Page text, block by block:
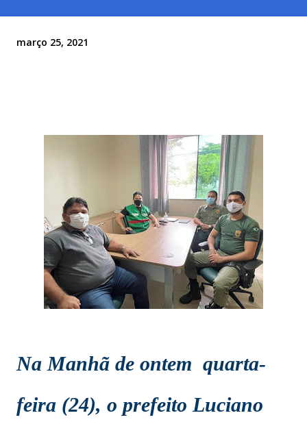
março 25, 2021
Na Manhã de ontem quarta-
feira (24), o prefeito Luciano